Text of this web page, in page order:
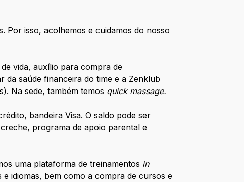
Por isso, acolhemos e cuidamos do nosso
vida, auxílio para compra de
da saúde financeira do time e a Zenklub
Na sede, também temos quick massage.
bandeira Visa. O saldo pode ser
programa de apoio parental e
uma plataforma de treinamentos in
e idiomas, bem como a compra de cursos e